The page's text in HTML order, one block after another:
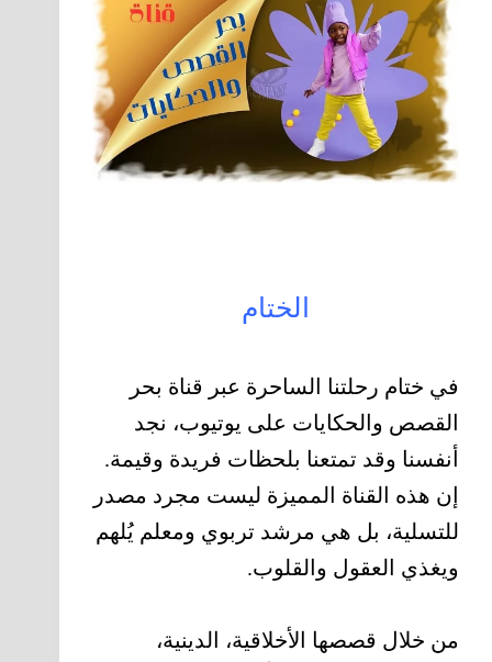
الختام
في ختام رحلتنا الساحرة عبر قناة بحر
القصص والحكايات على يوتيوب، نجد
أنفسنا وقد تمتعنا بلحظات فريدة وقيمة.
إن هذه القناة المميزة ليست مجرد مصدر
للتسلية، بل هي مرشد تربوي ومعلم يُلهم
ويغذي العقول والقلوب.
من خلال قصصها الأخلاقية، الدينية،